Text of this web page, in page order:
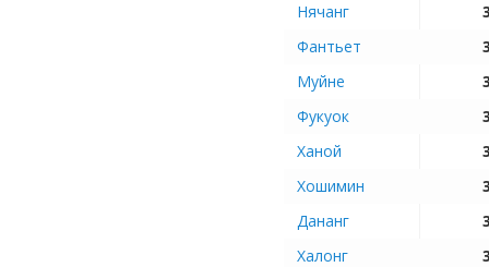
Нячанг
Фантьет
Муйне
Фукуок
Ханой
Хошимин
Дананг
Халонг